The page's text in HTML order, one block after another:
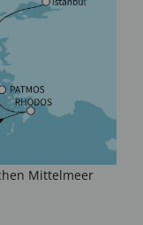
Mittelmeer